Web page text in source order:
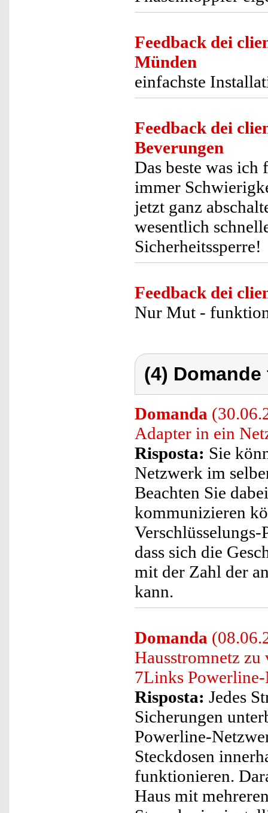
Feedback dei
Münden
einfachste
Feedback dei
Beverungen
Das beste was
immer
jetzt ganz
wesentlich
Sicherheitssperre!
Feedback dei
Nur Mut -
(4)
Domanda
Adapter in ein
Risposta: Sie
Netzwerk im
Beachten Sie
kommunizieren
Verschlüsselungs-
dass sich die
mit der Zahl der
kann.
Domanda
Hausstromnetz
7Links
Risposta: Jedes
Sicherungen
Powerline-
Steckdosen
funktionieren.
Haus mit